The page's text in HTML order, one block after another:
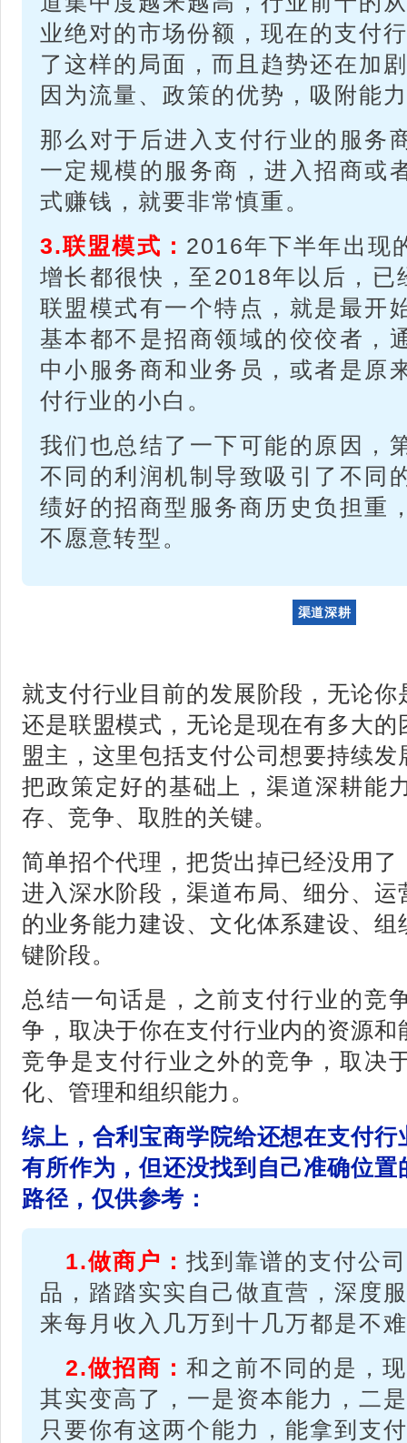
业绝对的市场份额，现在的支付
了这样的局面，而且趋势还在加
因为流量、政策的优势，吸附能
那么对于后进入支付行业的服务
一定规模的服务商，进入招商或
式赚钱，就要非常慎重。
3.联盟模式： 2016年下半年出现
增长都很快，至2018年以后，已
联盟模式有一个特点，就是最开
基本都不是招商领域的佼佼者，
中小服务商和业务员，或者是原
付行业的小白。
我们也总结了一下可能的原因，
不同的利润机制导致吸引了不同
绩好的招商型服务商历史负担重
不愿意转型。
渠道深耕
就支付行业目前的发展阶段，无论
还是联盟模式，无论是现在有多大
盟主，这里包括支付公司想要持续
把政策定好的基础上，渠道深耕能
存、竞争、取胜的关键。
简单招个代理，把货出掉已经没用
进入深水阶段，渠道布局、细分、
的业务能力建设、文化体系建设、
键阶段。
总结一句话是，之前支付行业的竞
争，取决于你在支付行业内的资源
竞争是支付行业之外的竞争，取决
化、管理和组织能力。
综上，合利宝商学院给还想在支付
有所作为，但还没找到自己准确位
路径，仅供参考：
1.做商户： 找到靠谱的支付公
品，踏踏实实自己做直营，深度
来每月收入几万到十几万都是不
2.做招商： 和之前不同的是，
其实变高了，一是资本能力，二
只要你有这两个能力，能拿到支